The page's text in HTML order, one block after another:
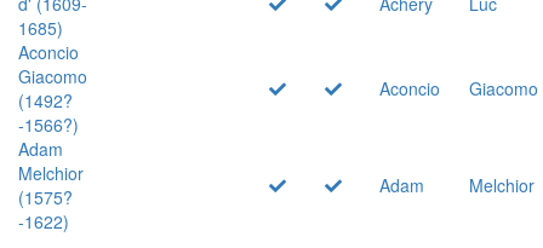
1685)
Aconcio
Giacomo
(1492?
-1566?)
Aconcio Giacomo
Adam
Melchior
(1575?
-1622)
Adam Melchior